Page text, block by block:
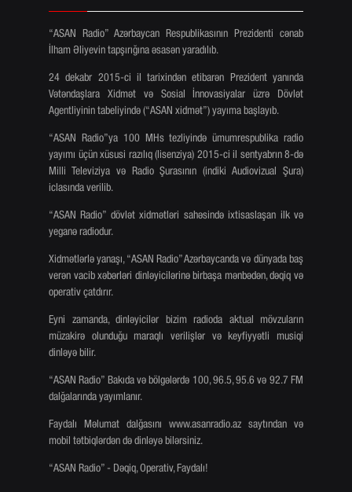
“ASAN Radio” Azərbaycan Respublikasının Prezidenti cənab
İlham Əliyevin tapşırığına əsasən yaradılıb.
24 dekabr 2015-ci il tarixindən etibarən Prezident yanında
Vətəndaşlara Xidmət və Sosial İnnovasiyalar üzrə Dövlət
Agentliyinin tabeliyində (“ASAN xidmət”) yayıma başlayıb.
“ASAN Radio”ya 100 MHs tezliyində ümumrespublika radio
yayımı üçün xüsusi razılıq (lisenziya) 2015-ci il sentyabrın 8-də
Milli Televiziya və Radio Şurasının (indiki Audiovizual Şura)
iclasında verilib.
“ASAN Radio” dövlət xidmətləri sahəsində ixtisaslaşan ilk və
yeganə radiodur.
Xidmətlərlə yanaşı, “ASAN Radio” Azərbaycanda və dünyada baş
verən vacib xəbərləri dinləyicilərinə birbaşa mənbədən, dəqiq və
operativ çatdırır.
Eyni zamanda, dinləyicilər bizim radioda aktual mövzuların
müzakirə olunduğu maraqlı verilişlər və keyfiyyətli musiqi
dinləyə bilir.
“ASAN Radio” Bakıda və bölgələrdə 100, 96.5, 95.6 və 92.7 FM
dalğalarında yayımlanır.
Faydalı Məlumat dalğasını www.asanradio.az saytından və
mobil tətbiqlərdən də dinləyə bilərsiniz.
“ASAN Radio” - Dəqiq, Operativ, Faydalı!